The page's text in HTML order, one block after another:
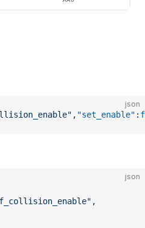
json
, "set_enable" :
json
,